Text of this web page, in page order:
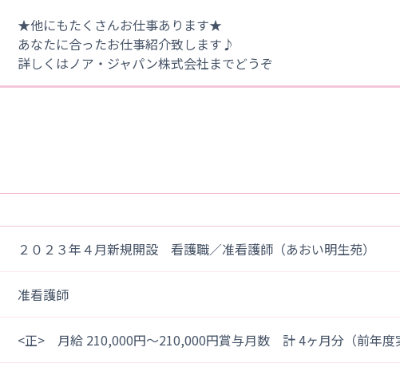
★他にもたくさんお仕事あります★
あなたに合ったお仕事紹介致します♪
詳しくはノア・ジャパン株式会社までどうぞ
２０２３年４月新規開設 看護職／准看護師（あおい明生苑）
准看護師
<正> 月給 210,000円～210,000円賞与月数 計 4ヶ月分（前年度